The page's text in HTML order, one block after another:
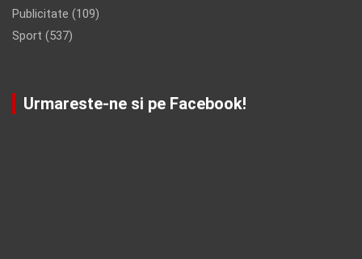
Publicitate (109)
Sport (537)
Urmareste-ne si pe Facebook!